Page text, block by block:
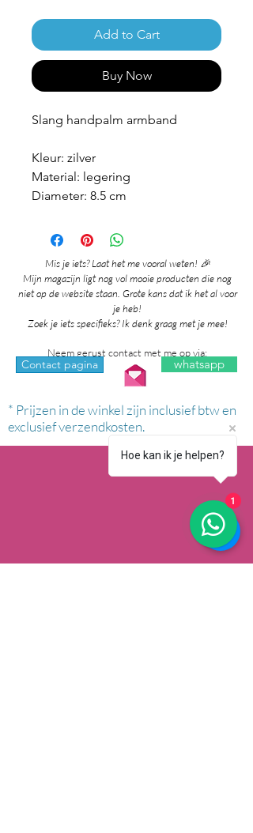
Add to Cart
Buy Now
Slang handpalm armband
Kleur: zilver
Material: legering
Diameter: 8.5 cm
Mis je iets? Laat het me vooral weten! 🎉
Mijn magazijn ligt nog vol mooie producten die nog
niet op de website staan. Grote kans dat ik het al voor
je heb!
Zoek je iets specifieks? Ik denk graag met je mee!
Neem gerust contact met me op via:
Contact pagina whatsapp
* Prijzen in de winkel zijn inclusief btw en
exclusief verzendkosten.
Hoe kan ik je helpen?
1